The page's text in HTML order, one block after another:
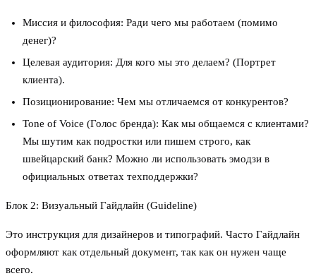
Миссия и философия: Ради чего мы работаем (помимо
денег)?
Целевая аудитория: Для кого мы это делаем? (Портрет
клиента).
Позиционирование: Чем мы отличаемся от конкурентов?
Tone of Voice (Голос бренда): Как мы общаемся с клиентами?
Мы шутим как подростки или пишем строго, как
швейцарский банк? Можно ли использовать эмодзи в
официальных ответах техподдержки?
Блок 2: Визуальный Гайдлайн (Guideline)
Это инструкция для дизайнеров и типографий. Часто Гайдлайн
оформляют как отдельный документ, так как он нужен чаще
всего.